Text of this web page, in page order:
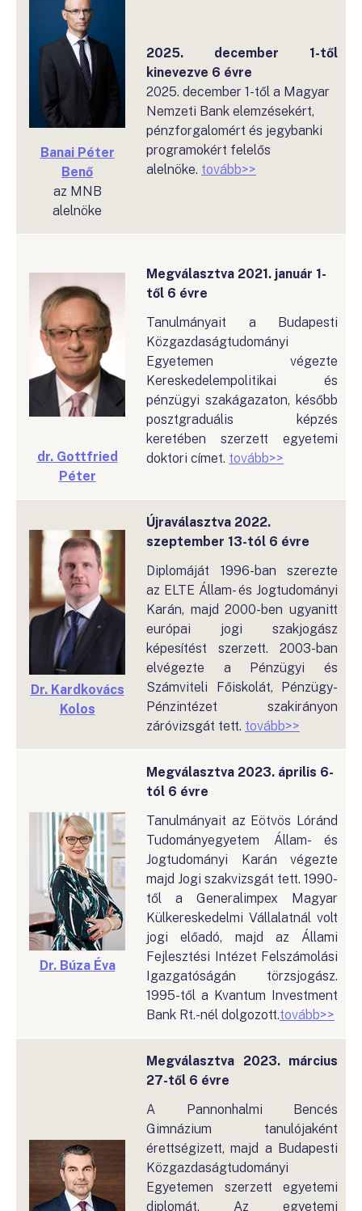
Banai Péter
Benő
az MNB
alelnöke
2025. december 1-től
kinevezve 6 évre
2025. december 1-től a Magyar
Nemzeti Bank elemzésekért,
pénzforgalomért és jegybanki
programokért felelős
alelnöke. tovább>>
dr. Gottfried
Péter
Megválasztva 2021. január 1-
től 6 évre
Tanulmányait a Budapesti
Közgazdaságtudományi
Egyetemen végezte
Kereskedelempolitikai és
pénzügyi szakágazaton, később
posztgraduális képzés
keretében szerzett egyetemi
doktori címet. tovább>>
Dr. Kardkovács
Kolos
Újraválasztva 2022.
szeptember 13-tól 6 évre
Diplomáját 1996-ban szerezte
az ELTE Állam- és Jogtudományi
Karán, majd 2000-ben ugyanitt
európai jogi szakjogász
képesítést szerzett. 2003-ban
elvégezte a Pénzügyi és
Számviteli Főiskolát, Pénzügy-
Pénzintézet szakirányon
záróvizsgát tett. tovább>>
Dr. Búza Éva
Megválasztva 2023. április 6-
tól 6 évre
Tanulmányait az Eötvös Lóránd
Tudományegyetem Állam- és
Jogtudományi Karán végezte
majd Jogi szakvizsgát tett. 1990-
től a Generalimpex Magyar
Külkereskedelmi Vállalatnál volt
jogi előadó, majd az Állami
Fejlesztési Intézet Felszámolási
Igazgatóságán törzsjogász.
1995-től a Kvantum Investment
Bank Rt.-nél dolgozott.tovább>>
Megválasztva 2023. március
27-től 6 évre
A Pannonhalmi Bencés
Gimnázium tanulójaként
érettségizett, majd a Budapesti
Közgazdaságtudományi
Egyetemen szerzett egyetemi
diplomát. Az egyetemi